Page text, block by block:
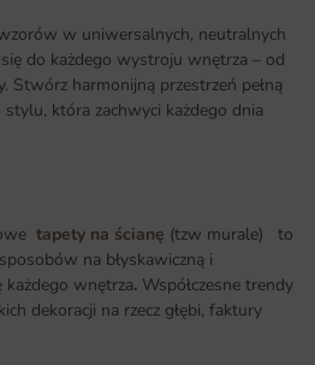
w uniwersalnych, neutralnych
do każdego wystroju wnętrza – od
Stwórz harmonijną przestrzeń pełną
która zachwyci każdego dnia
tapety na ścianę (tzw murale) to
na błyskawiczną i
wnętrza. Współczesne trendy
dekoracji na rzecz głębi, faktury